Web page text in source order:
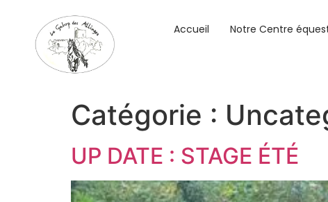
Accueil Notre Centre
Catégorie :
UP DATE : STAGE ÉTÉ